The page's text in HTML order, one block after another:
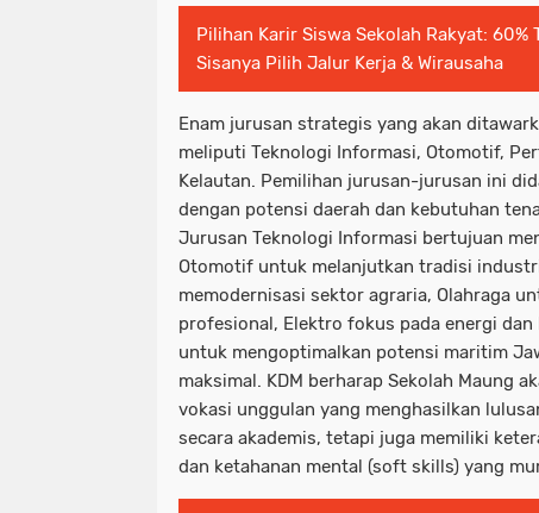
Pilihan Karir Siswa Sekolah Rakyat: 60%
Sisanya Pilih Jalur Kerja & Wirausaha
Enam jurusan strategis yang akan
meliputi Teknologi Informasi, Otomotif,
Kelautan. Pemilihan jurusan-jurusan ini
dengan potensi daerah dan kebutuhan
Jurusan Teknologi Informasi bertujuan
Otomotif untuk melanjutkan tradisi
memodernisasi sektor agraria, Olahraga
profesional, Elektro fokus pada energi
untuk mengoptimalkan potensi maritim
maksimal. KDM berharap Sekolah Maung
vokasi unggulan yang menghasilkan
secara akademis, tetapi juga memiliki
dan ketahanan mental (soft skills) yang